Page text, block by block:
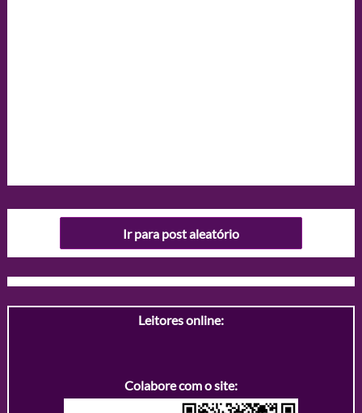
Ir para post aleatório
Leitores online:
Colabore com o site: